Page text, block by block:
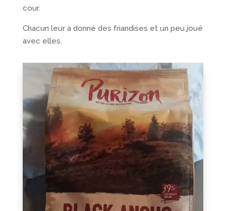
cour.
Chacun leur a donné des friandises et un peu joué
avec elles.